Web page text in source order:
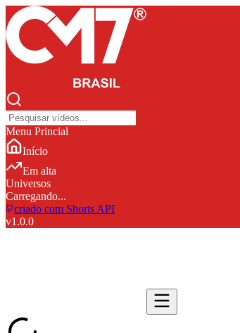
Menu Princial
Início
Em alta
Universos
Carregando...
criado com Shorts API
v1.0.0